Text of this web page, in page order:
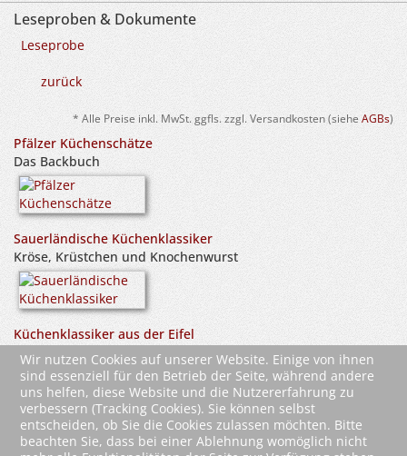
Leseproben & Dokumente
Leseprobe
zurück
* Alle Preise inkl. MwSt. ggfls. zzgl. Versandkosten (siehe AGBs)
Pfälzer Küchenschätze
Das Backbuch
Sauerländische Küchenklassiker
Kröse, Krüstchen und Knochenwurst
Küchenklassiker aus der Eifel
Stampes, Strüh un Schlootematsch
Wir nutzen Cookies auf unserer Website. Einige von ihnen
sind essenziell für den Betrieb der Seite, während andere
uns helfen, diese Website und die Nutzererfahrung zu
verbessern (Tracking Cookies). Sie können selbst
entscheiden, ob Sie die Cookies zulassen möchten. Bitte
beachten Sie, dass bei einer Ablehnung womöglich nicht